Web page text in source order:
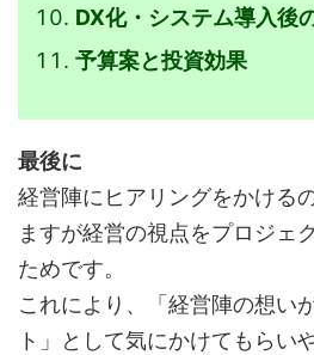
DX化・システム導入後
予算案と投資効果
最後に
経営陣にヒアリングをかける
ますが経営の視点をプロジェ
ためです。
これにより、「経営陣の想い
ト」として気にかけてもらい